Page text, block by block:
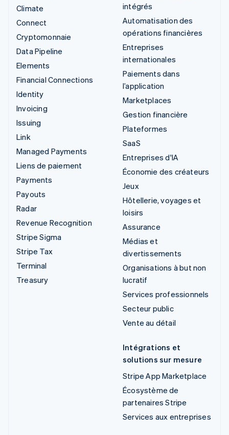
Climate
Connect
Cryptomonnaie
Data Pipeline
Elements
Financial Connections
Identity
Invoicing
Issuing
Link
Managed Payments
Liens de paiement
Payments
Payouts
Radar
Revenue Recognition
Stripe Sigma
Stripe Tax
Terminal
Treasury
intégrés
Automatisation des
opérations financières
Entreprises
internationales
Paiements dans
l’application
Marketplaces
Gestion financière
Plateformes
SaaS
Entreprises d'IA
Économie des créateurs
Jeux
Hôtellerie, voyages et
loisirs
Assurance
Médias et
divertissements
Organisations à but non
lucratif
Services professionnels
Secteur public
Vente au détail
Intégrations et
solutions sur mesure
Stripe App Marketplace
Écosystème de
partenaires Stripe
Services aux entreprises